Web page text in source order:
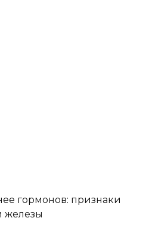
гормонов: признаки
железы